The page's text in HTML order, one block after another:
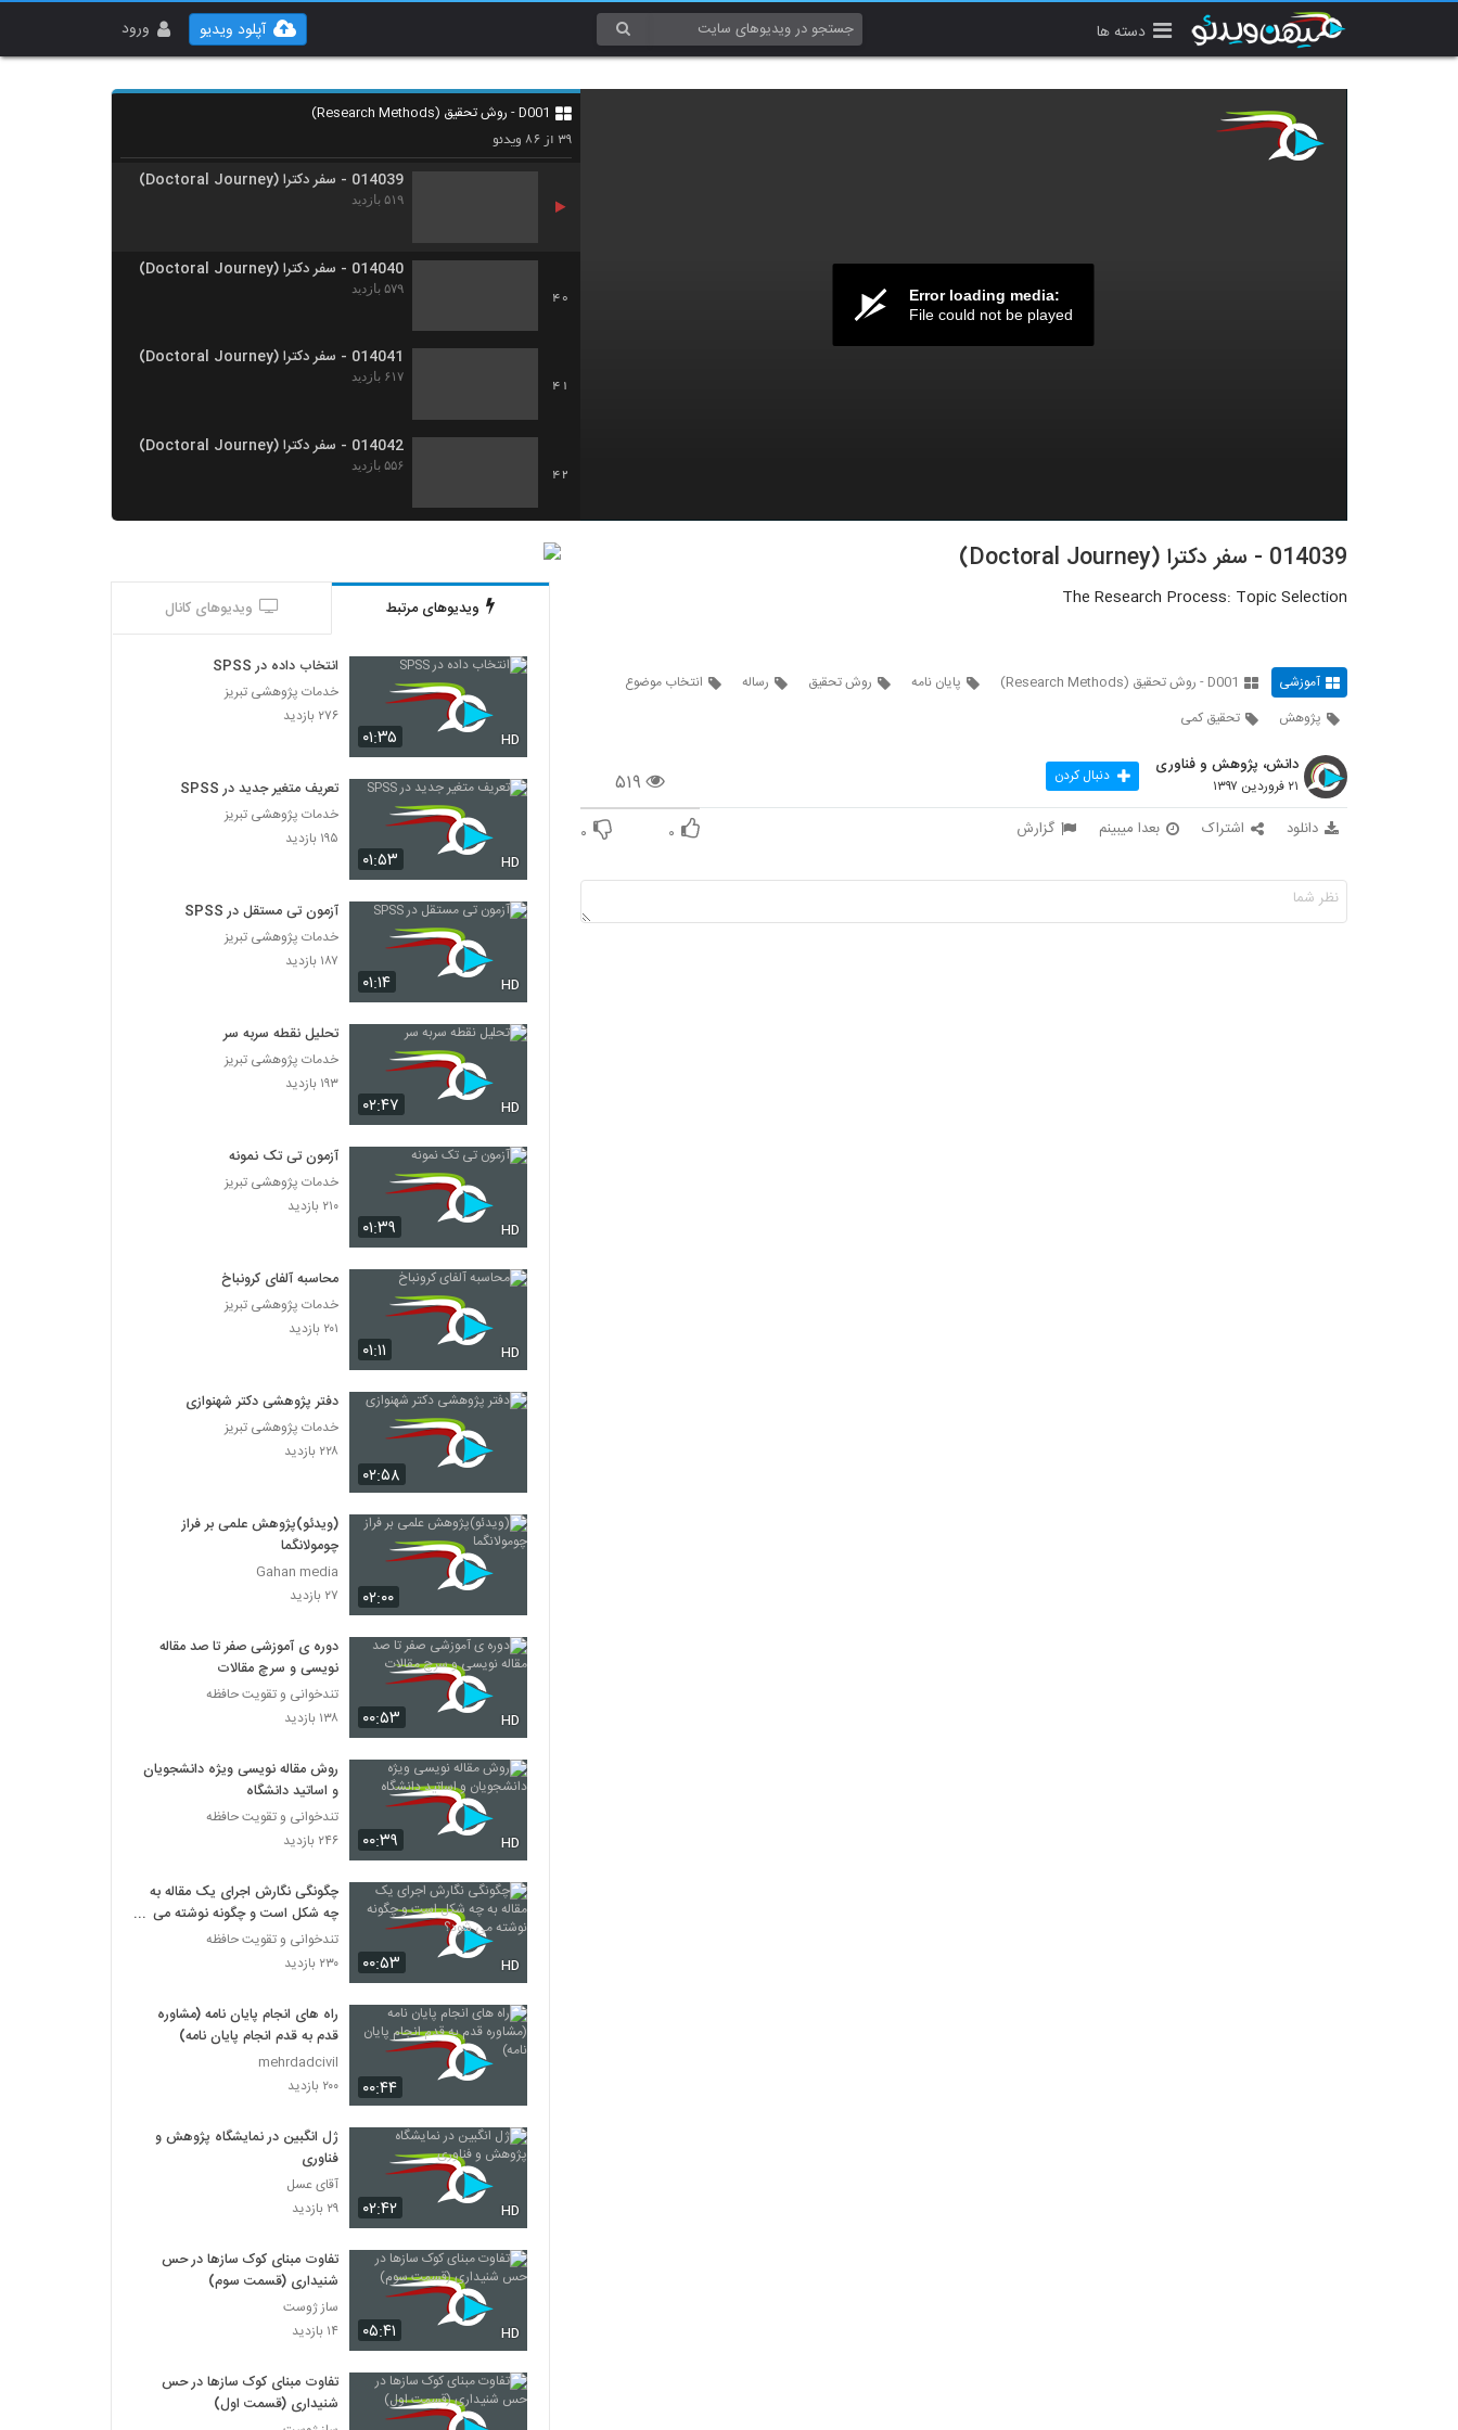
دسته ها ورود آپلود ویدیو
Error loading media:
File could not be played
D001 - روش تحقیق (Research Methods)
۳۹از ۸۶ ویدئو
38
014038 - روش های تحقیق
۵۵۵ بازدید
014039 - سفر دکترا (Doctoral Journey)
۵۱۹ بازدید
40
014040 - سفر دکترا (Doctoral Journey)
۵۷۹ بازدید
41
014041 - سفر دکترا (Doctoral Journey)
۶۱۷ بازدید
42
014042 - سفر دکترا (Doctoral Journey)
۵۵۶ بازدید
43
014044 - سفر دکترا (Doctoral Journey)
014045 - سفر دکترا (Doctoral Journey)
۷۴۴ بازدید
014046 - سفر دکترا (Doctoral Journey)
۸۰۷ بازدید
014047 - سفر دکترا (Doctoral Journey)
۸۱۳ بازدید
014048 - سفر دکترا (Doctoral Journey)
۷۸۵ بازدید
014049 - سفر دکترا (Doctoral Journey)
014050 - سفر دکترا (Doctoral Journey)
۸۳۹ بازدید
014051 - سفر دکترا (Doctoral Journey)
۷۶۵ بازدید
014053 - سفر دکترا (Doctoral Journey)
۸۷۶ بازدید
۸۶۱ بازدید
014055 - سفر دکترا (Doctoral Journey)
۸۵۲ بازدید
014056 - سفر دکترا (Doctoral Journey)
۹۲۷ بازدید
014057 - سفر دکترا (Doctoral Journey)
۸۱۵ بازدید
014058 - سفر دکترا (Doctoral Journey)
۷۴۱ بازدید
014059 - سفر دکترا (Doctoral Journey)
۷۶۷ بازدید
014060 - سفر دکترا (Doctoral Journey)
۸۲۵ بازدید
014061 - سفر دکترا (Doctoral Journey)
014062 - سفر دکترا (Doctoral Journey)
014063 - سفر دکترا (Doctoral Journey)
۷۵۴ بازدید
014064 - سفر دکترا (Doctoral Journey)
۷۵۸ بازدید
014039 - سفر دکترا (Doctoral Journey)
The Research Process: Topic Selection
آموزشی D001 - روش تحقیق (Research Methods) پایان نامه روش تحقیق رساله
انتخاب موضوع
پژوهش
تحقیق کمی
۵۱۹
دانش، پژوهش و فناوری
۲۱ فروردین ۱۳۹۷ دنبال کردن
دانلود اشتراک بعدا میبینم گزارش ۰ ۰
ویدیوهای مرتبط ویدیوهای کانال
۰۱:۳۵ HD
انتخاب داده در SPSS
خدمات پژوهشی تبریز
۲۷۶ بازدید
۰۱:۵۳ HD
تعریف متغیر جدید در SPSS
خدمات پژوهشی تبریز
۱۹۵ بازدید
۰۱:۱۴ HD
آزمون تی مستقل در SPSS
خدمات پژوهشی تبریز
۱۸۷ بازدید
۰۲:۴۷ HD
تحلیل نقطه سربه سر
خدمات پژوهشی تبریز
۱۹۳ بازدید
۰۱:۳۹ HD
آزمون تی تک نمونه
خدمات پژوهشی تبریز
۲۱۰ بازدید
۰۱:۱۱ HD
محاسبه آلفای کرونباخ
خدمات پژوهشی تبریز
۲۰۱ بازدید
۰۲:۵۸
دفتر پژوهشی دکتر شهنوازی
خدمات پژوهشی تبریز
۲۲۸ بازدید
۰۲:۰۰
(ویدئو)پژوهش علمی بر فراز
چومولانگما
Gahan media
۲۷ بازدید
۰۰:۵۳ HD
دوره ی آموزشی صفر تا صد مقاله
نویسی و سرچ مقالات
تندخوانی و تقویت حافظه
۱۳۸ بازدید
۰۰:۳۹ HD
روش مقاله نویسی ویژه دانشجویان
و اساتید دانشگاه
تندخوانی و تقویت حافظه
۲۴۶ بازدید
۰۰:۵۳ HD
چگونگی نگارش اجرای یک مقاله به
چه شکل است و چگونه نوشته می
شود؟
تندخوانی و تقویت حافظه
۲۳۰ بازدید
۰۰:۴۴
راه های انجام پایان نامه (مشاوره
قدم به قدم انجام پایان نامه)
mehrdadcivil
۲۰۰ بازدید
۰۲:۴۲ HD
ژل انگبین در نمایشگاه پژوهش و
فناوری
آقای عسل
۲۹ بازدید
۰۵:۴۱ HD
تفاوت مبنای کوک‌ سازها در حس
شنیداری (قسمت سوم)
ساز ژوست
۱۴ بازدید
تفاوت مبنای کوک‌ سازها در حس
شنیداری (قسمت اول)